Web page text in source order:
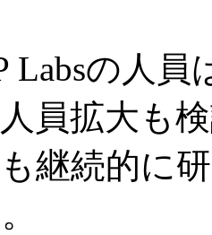
の人員
員拡大も
継続的に